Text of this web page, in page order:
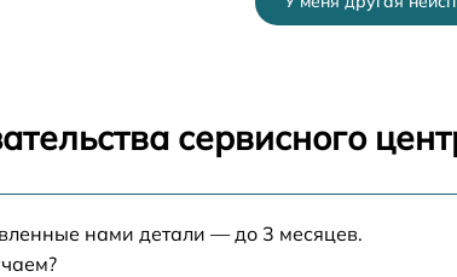
V700
сервисного
нами детали — до 3 месяцев.